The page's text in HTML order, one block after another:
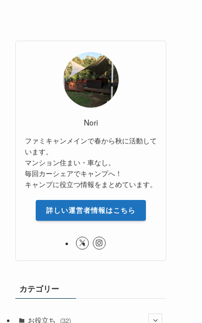
Nori
ファミキャンメインで春から秋に活動して
います。
マンション住まい・車なし。
毎回カーシェアでキャンプへ！
キャンプに役立つ情報をまとめています。
詳しい運営者情報はこちら
カテゴリー
お役立ち (32)